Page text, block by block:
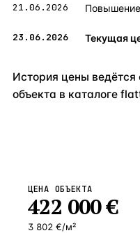
21.06.2026
23.06.2026 Текущая
История цены ведётся
объекта в каталоге
ЦЕНА ОБЪЕКТА
422 000€
3 802 €/м²